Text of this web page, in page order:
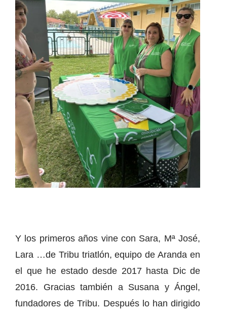
Y los primeros años vine con Sara, Mª José,
Lara …de Tribu triatlón, equipo de Aranda en
el que he estado desde 2017 hasta Dic de
2016. Gracias también a Susana y Ángel,
fundadores de Tribu. Después lo han dirigido